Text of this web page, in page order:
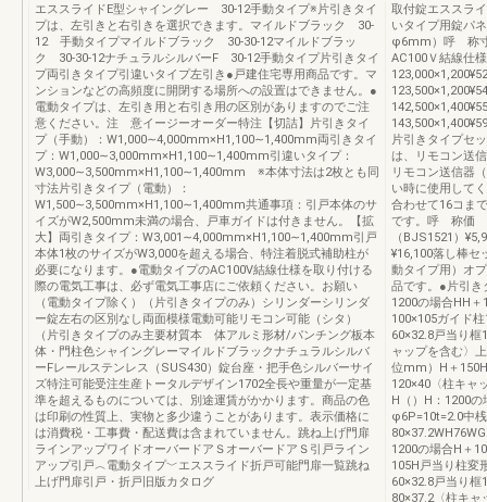
エススライドE型シャイングレー 30-12手動タイプ※片引きタイ
プは、左引きと右引きを選択できます。マイルドブラック 30-
12 手動タイプマイルドブラック 30-30-12マイルドブラッ
ク 30-30-12ナチュラルシルバーF 30-12手動タイプ片引きタイ
プ両引きタイプ引違いタイプ左引き●戸建住宅専用商品です。マ
ンションなどの高頻度に開閉する場所への設置はできません。●
電動タイプは、左引き用と右引き用の区別がありますのでご注
意ください。注 意イージーオーダー特注【切詰】片引きタイ
プ（手動）：W1,000∼4,000mm×H1,100∼1,400mm両引きタイ
プ：W1,000∼3,000mm×H1,100∼1,400mm引違いタイプ：
W3,000∼3,500mm×H1,100∼1,400mm ※本体寸法は2枚とも同
寸法片引きタイプ（電動）：
W1,500∼3,500mm×H1,100∼1,400mm共通事項：引戸本体のサ
イズがW2,500mm未満の場合、戸車ガイドは付きません。【拡
大】両引きタイプ：W3,001∼4,000mm×H1,100∼1,400mm引戸
本体1枚のサイズがW3,000を超える場合、特注着脱式補助柱が
必要になります。●電動タイプのAC100V結線仕様を取り付ける
際の電気工事は、必ず電気工事店にご依頼ください。お願い
（電動タイプ除く）（片引きタイプのみ）シリンダーシリンダ
ー錠左右の区別なし両面模様電動可能リモコン可能（シタ）
（片引きタイプのみ主要材質本 体アルミ形材/パンチング板本
体・門柱色シャイングレーマイルドブラックナチュラルシルバ
ーFレールステンレス（SUS430）錠台座・把手色シルバーサイ
ズ特注可能受注生産トータルデザイン1702全長や重量が一定基
準を超えるものについては、別途運賃がかかります。商品の色
は印刷の性質上、実物と多少違うことがあります。表示価格に
は消費税・工事費・配送費は含まれていません。跳ね上げ門扉
ラインアップワイドオーバードアＳオーバードアＳ引戸ライン
アップ引戸︿電動タイプ﹀エススライド折戸可能門扉一覧跳ね
上げ門扉引戸・折戸旧版カタログ
取付錠エススラ
いタイプ用錠パ
φ6mm）呼 称寸
AC100Ｖ結線仕
片引きタイプセ
は、リモコン送
リモコン送信器
い時に使用して
合わせて16コま
です。呼 称価
（BJS1521）
¥16,100落し
動タイプ用）オ
品です。●片引き
1200の場合HH
100×105ガイド
60×32.8戸当り框
ャップを含む〉
位mm）H＋
120×40〈柱キャ
H（）H：1200
φ6P=10t=2.0中
1200の場合H＋
105H戸当り柱変
60×32.8戸当り框
80×37.2〈柱キャ